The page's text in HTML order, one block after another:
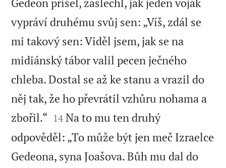
vypráví druhému svůj sen: „Víš, zdál se
mi takový sen: Viděl jsem, jak se na
midiánský tábor valil pecen ječného
chleba. Dostal se až ke stanu a vrazil do
něj tak, že ho převrátil vzhůru nohama a
zbořil.“ 

14 Na to mu ten druhý
odpověděl: „To může být jen meč Izraelce
Gedeona, syna Joašova. Bůh mu dal do